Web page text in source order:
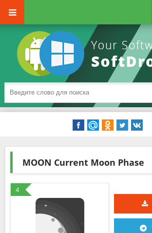
MOON Current Moon Phase
4